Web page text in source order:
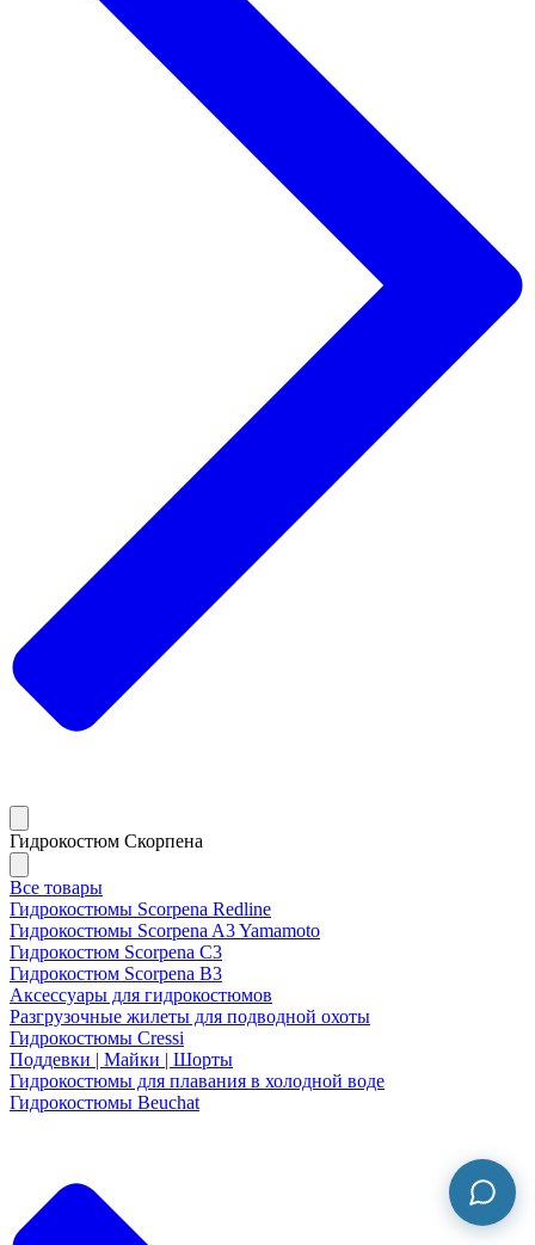
Гидрокостюм Скорпена
Все товары
Гидрокостюмы Scorpena Redline
Гидрокостюмы Scorpena A3 Yamamoto
Гидрокостюм Scorpena C3
Гидрокостюм Scorpena B3
Аксессуары для гидрокостюмов
Разгрузочные жилеты для подводной охоты
Гидрокостюмы Cressi
Поддевки | Майки | Шорты
Гидрокостюмы для плавания в холодной воде
Гидрокостюмы Beuchat